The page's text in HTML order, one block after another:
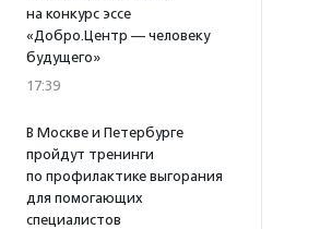
на конкурс эссе
«Добро.Центр — человеку
будущего»
17:39
В Москве и Петербурге
пройдут тренинги
по профилактике выгорания
для помогающих
специалистов